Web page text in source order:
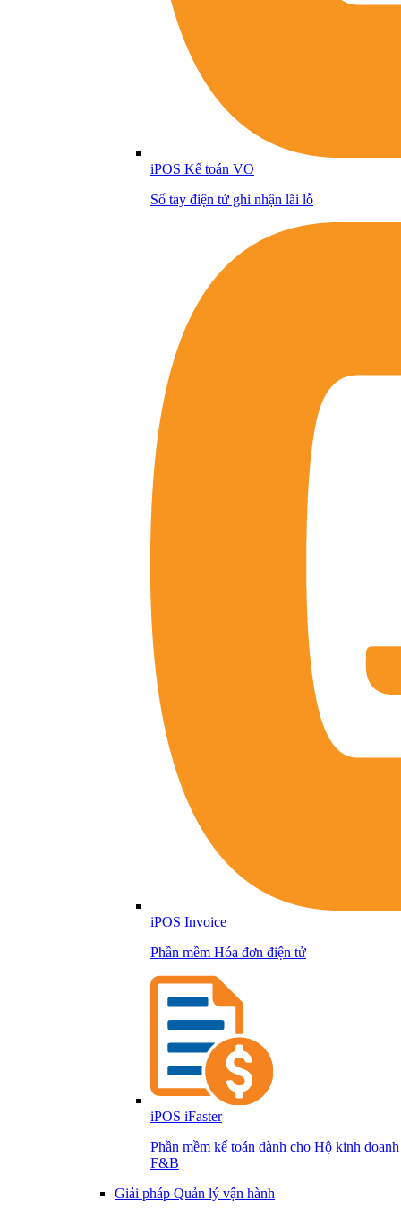
iPOS Kế toán VO
Sổ tay điện tử ghi nhận lãi lỗ
iPOS Invoice
Phần mềm Hóa đơn điện tử
iPOS iFaster
Phần mềm kế toán dành cho Hộ kinh doanh
F&B
Giải pháp Quản lý vận hành